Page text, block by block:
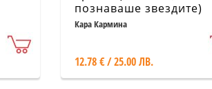
познаваше звездите)
Кара Кармина
12.78 € / 25.00 ЛВ.